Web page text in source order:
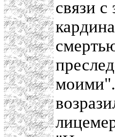
связи
моими".